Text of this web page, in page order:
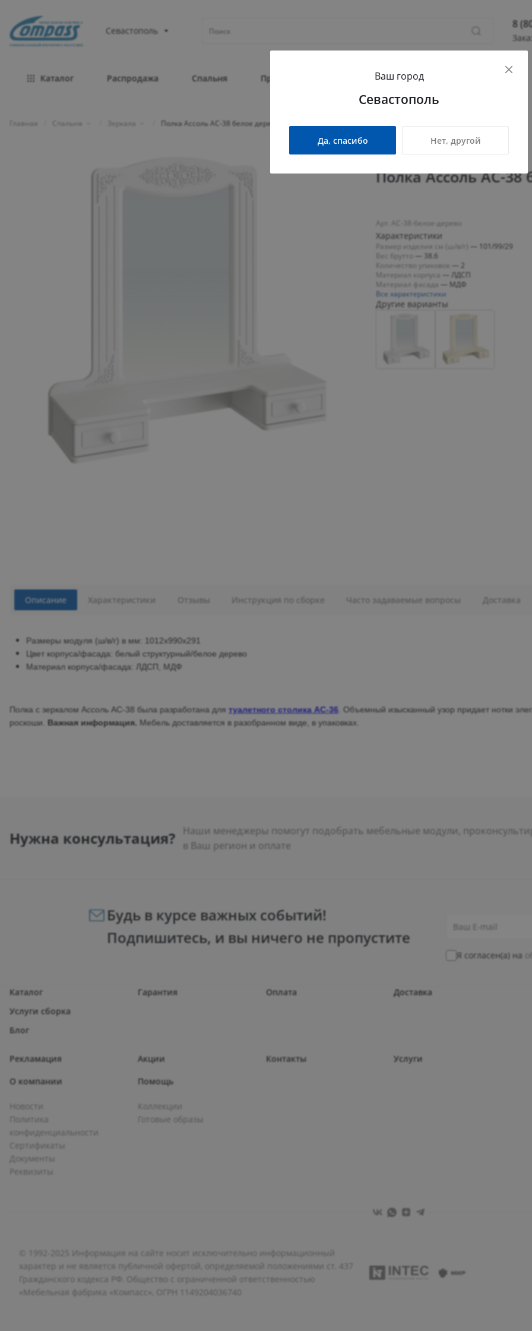
МЕБЕЛЬНАЯ ФАБРИКА
ОФИЦИАЛЬНЫЙ ИНТЕРНЕТ-МАГАЗИН
Севастополь
8
Каталог Распродажа Спальня Прихожая Гостиная Детская
Главная Зеркала Полка Ассоль АС-38 белое дерево
Полка Ассоль АС-38
Арт. АС-38-белое-дерево
Характеристики
Размер изделия см (ш/в/г) — 101/99/29
— 38.6
Количество упаковок — 2
Материал корпуса
— ЛДСП
Материал фасада
— МДФ
Все характеристики
Другие варианты
Описание
Размеры модуля (ш/в/г) в мм: 1012х990х291
Цвет корпуса/фасада: белый структурный/белое дерево
Материал корпуса/фасада: ЛДСП, МДФ
Полка с зеркалом Ассоль АС-38 была разработана для туалетного столика АС-36 Объемный изысканный узор придает нотки
роскоши. Важная информация. Мебель доставляется в разобранном виде, в упаковках.
Характеристики Отзывы Инструкция по сборке Часто задаваемые вопросы Доставка
Нужна консультация?
Наши менеджеры помогут подобрать мебельные модули,
в Ваш регион и оплате
Будь в курсе важных событий!
Подпишитесь, и вы ничего не пропустите
Я согласен(а) на
Каталог
Услуги сборка
Блог
Гарантия Оплата Доставка
Рекламация Акции Контакты
Услуги
О компании
Новости
Политика
конфиденциальности
Сертификаты
Документы
Реквизиты
Помощь
Коллекции
Готовые образы
© 1992-2025 Информация на сайте носит исключительно информационный
характер и не является публичной офертой, определяемой положениями ст. 437
Гражданского кодекса РФ. Общество с ограниченной ответственностью
«Мебельная фабрика «Компасс», ОГРН 1149204036740
Ваш город
Севастополь
Да, спасибо Нет, другой